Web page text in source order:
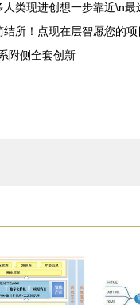
类现进创想一步靠近\n
所！点现在层智愿您的
附侧全套创新